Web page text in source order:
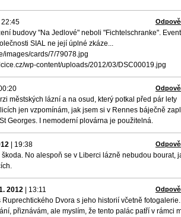
22:45
budovy "Na Jedlové" neboli "Fichtelschranke".
SIAL ne její úplné zkáze...
images/cards/7/79078.jpg
wp-content/uploads/2012/03/DSC00019.jpg
městských lázní a na osud, který potkal před pár lety
jen vzpomínám, jak jsem si v Rennes báječně
Georges. I nemoderní plovárna je použitelná.
19:38
škoda. No alespoň se v Liberci lázně nebudou bourat,
2012 13:11
Ruprechtického Dvora s jeho historií včetně
přiznávám, ale myslím, že tento palác patří v rámci